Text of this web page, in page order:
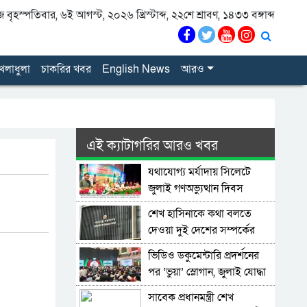
৬ই আগস্ট, ২০২৬ খ্রিস্টাব্দ, ২২শে শ্রাবণ, ১৪৩৩ বঙ্গাব্দ
চাকরির খবর English News আরও
এই ক্যাটাগরির আরও খবর
যথাযোগ্য মর্যাদায় সিলেটে
জুলাই গণঅভ্যুত্থান দিবস
পালিত
শেখ হাসিনাকে কথা বলতে
দেওয়া দুই দেশের সম্পর্কের
জন্য ক্ষতিকর: পররাষ্ট্র মন্ত্রণালয়
ভিডিও ডকুমেন্টারি প্রদর্শনের
পর ‘ভুয়া’ স্লোগান, জুলাই যোদ্ধা
ও শহিদ পরিবারের সংবর্ধনা
সাবেক প্রধানমন্ত্রী শেখ